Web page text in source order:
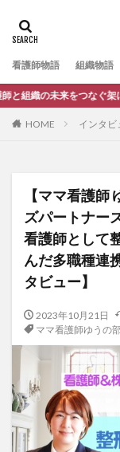
看護師物語 組織物語
ぐ架け橋プロジェクトで
HOME インタビ
【ママ看護
ズパートナー
看護師として
んだ多職種連
タビュー】
2023年10月21日
ママ看護師ゆうの
カテゴリー
タグ
キャリア・働き
インタビュー動
マンガ小冊子制作
ママ看護師ゆう
ブログ